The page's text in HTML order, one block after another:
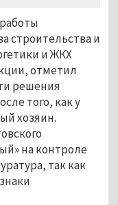
строительства и
и ЖКХ
отметил
решения
того, как у
хозяин.
на контроле
так как